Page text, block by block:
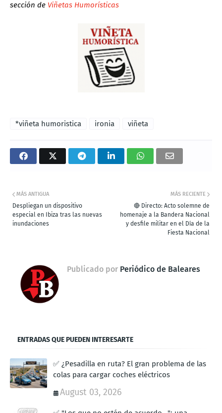
sección de Viñetas Humorísticas
*viñeta humoristica ironia viñeta
MÁS RECIENTE
🔴 Directo: Acto solemne de
homenaje a la Bandera Nacional
y desfile militar en el Día de la
Fiesta Nacional
MÁS ANTIGUA
Despliegan un dispositivo
especial en Ibiza tras las nuevas
inundaciones
Publicado por Periódico de Baleares
ENTRADAS QUE PUEDEN INTERESARTE
✅ ¿Pesadilla en ruta? El gran problema de las
colas para cargar coches eléctricos
August 03, 2026